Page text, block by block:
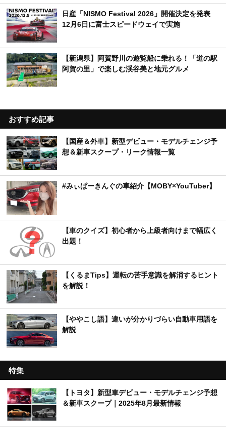
日産「NISMO Festival 2026」開催決定を発表
12月6日に富士スピードウェイで実施
【新潟県】阿賀野川の遊覧船に乗れる！「道の駅
阿賀の里」で楽しむ渓谷美と地元グルメ
おすすめ記事
【国産＆外車】新型デビュー・モデルチェンジ予
想＆新車スクープ・リーク情報一覧
#みぃぱーきんぐの車紹介【MOBY×YouTuber】
【車のクイズ】初心者から上級者向けまで幅広く
出題！
【くるまTips】運転の苦手意識を解消するヒント
を解説！
【ややこし語】違いが分かりづらい自動車用語を
解説
特集
【トヨタ】新型車デビュー・モデルチェンジ予想
＆新車スクープ｜2025年8月最新情報